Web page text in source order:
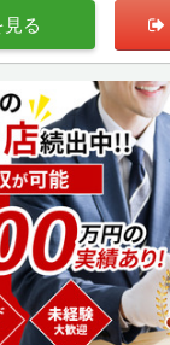
る